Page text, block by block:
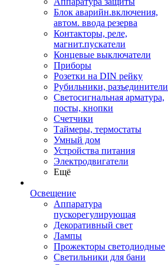
Блок аварийн.включения,
автом. ввода резерва
Контакторы, реле,
магнит.пускатели
Концевые выключатели
Приборы
Розетки на DIN рейку
Рубильники, разъединители
Светосигнальная арматура,
посты, кнопки
Счетчики
Таймеры, термостаты
Умный дом
Устройства питания
Электродвигатели
Ещё
Освещение
Аппаратура
пускорегулирующая
Декоративный свет
Лампы
Прожекторы светодиодные
Светильники для бани